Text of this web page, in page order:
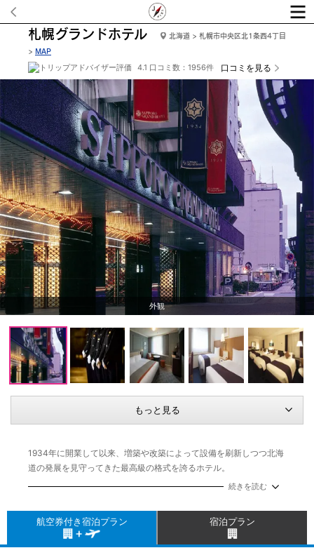
札幌グランドホテル 北海道 > 札幌市中央区北1条西4丁目
> MAP
4.1 口コミ数：1956件 口コミを見る
ロビースタッフ
もっと見る
1934年に開業して以来、増築や改築によって設備を刷新しつつ北海
道の発展を見守ってきた最高級の格式を誇るホテル。
も快適。歴史ある風格が、充実したホテルステイを約束してくれま
す。
続きを読む
航空券付き宿泊プラン 宿泊プラン